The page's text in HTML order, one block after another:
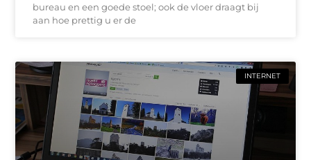
bureau en een goede stoel; ook de vloer draagt bij
aan hoe prettig u er de
INTERNET